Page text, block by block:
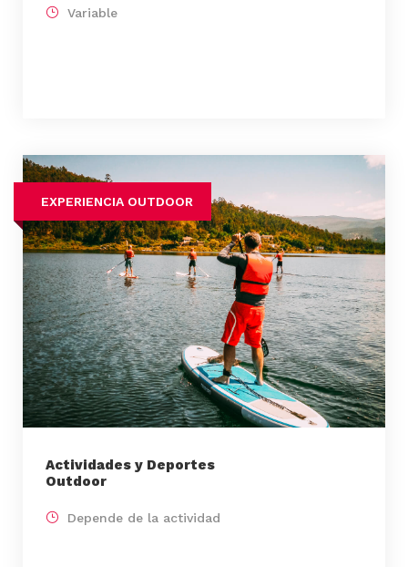
Variable
EXPERIENCIA OUTDOOR
Actividades y Deportes
Outdoor
Depende de la actividad